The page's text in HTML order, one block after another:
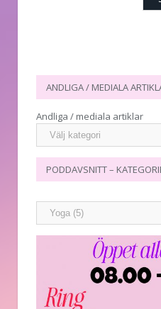
ANDLIGA / MEDIALA
Andliga / mediala artiklar
PODDAVSNITT –